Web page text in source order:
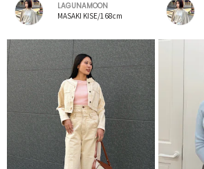
LAGUNAMOON
MASAKI KISE/168cm